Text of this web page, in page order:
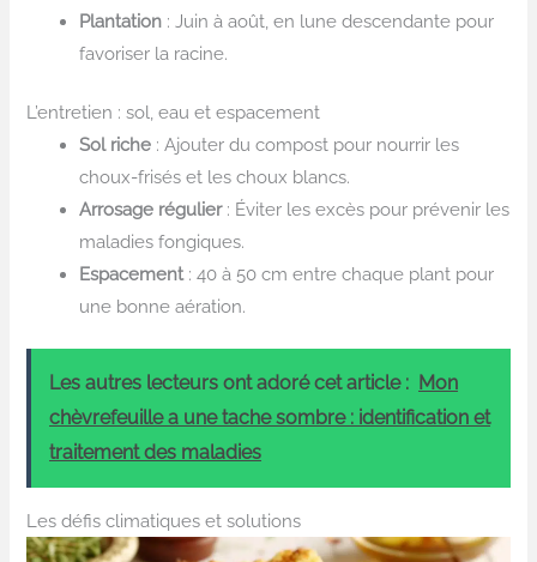
Plantation : Juin à août, en lune descendante pour
favoriser la racine.
L’entretien : sol, eau et espacement
Sol riche : Ajouter du compost pour nourrir les
choux-frisés et les choux blancs.
Arrosage régulier: Éviter les excès pour prévenir les
maladies fongiques.
Espacement: 40 à 50 cm entre chaque plant pour
une bonne aération.
Les autres lecteurs ont adoré cet article : Mon
chèvrefeuille a une tache sombre : identification et
traitement des maladies
Les défis climatiques et solutions